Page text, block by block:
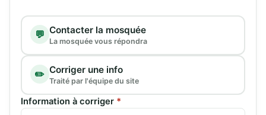
Type de demande
💬 Contacter la mosquée
La mosquée vous répondra
✏️ Corriger une info
Traité par l'équipe du site
Information à corriger *